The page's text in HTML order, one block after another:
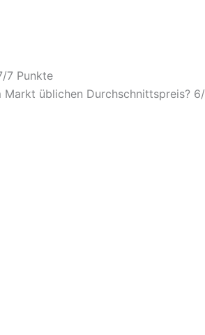
7 Punkte
üblichen Durchschnittspreis? 6/